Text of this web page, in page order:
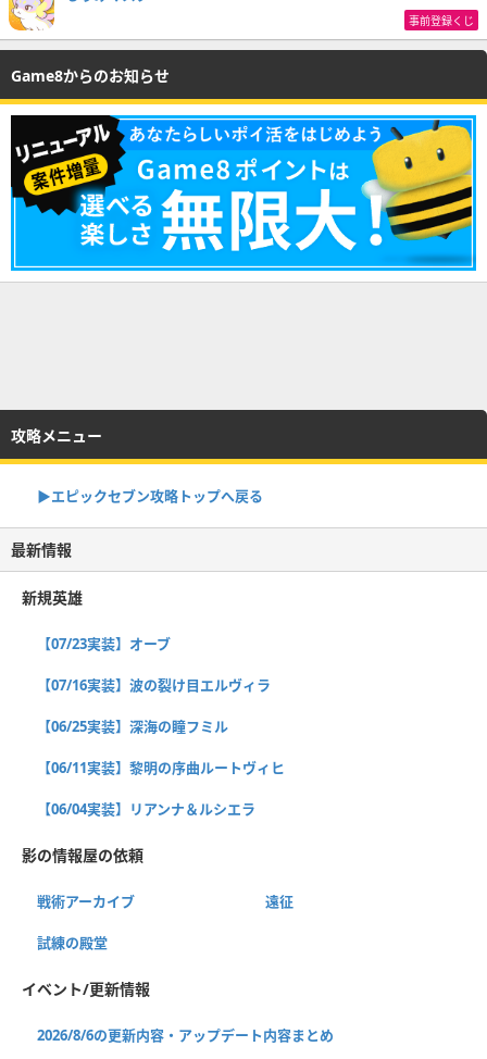
事前登録くじ
Game8からのお知らせ
攻略メニュー
▶︎エピックセブン攻略トップへ戻る
最新情報
新規英雄
【07/23実装】オーブ
【07/16実装】波の裂け目エルヴィラ
【06/25実装】深海の瞳フミル
【06/11実装】黎明の序曲ルートヴィヒ
【06/04実装】リアンナ＆ルシエラ
影の情報屋の依頼
戦術アーカイブ 遠征
試練の殿堂
イベント/更新情報
2026/8/6の更新内容・アップデート内容まとめ